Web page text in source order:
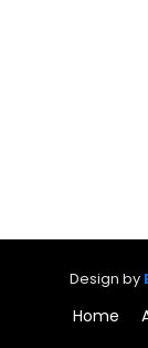
Design by
Home